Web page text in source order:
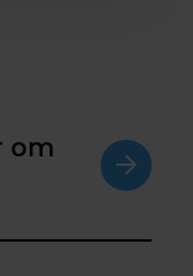
om